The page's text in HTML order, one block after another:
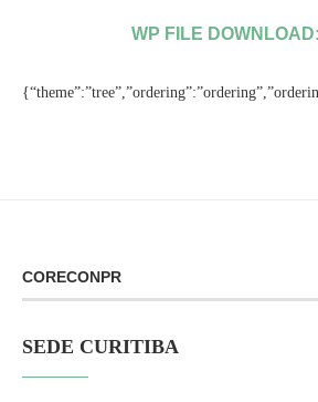
WP FILE DOWNLOAD:
CORECONPR
SEDE CURITIBA